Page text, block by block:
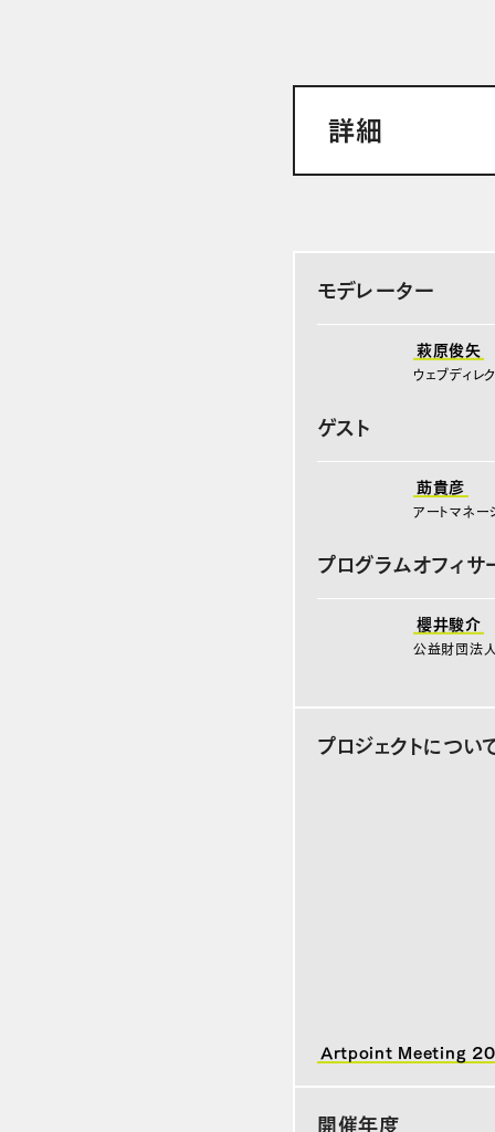
詳細
モデレーター
萩原俊矢
ウェブディレ
ゲスト
莇貴彦
アートマネ
プログラムオフィサ
櫻井駿介
公益財団法
プロジェクトについ
Artpoint Meeting
開催年度